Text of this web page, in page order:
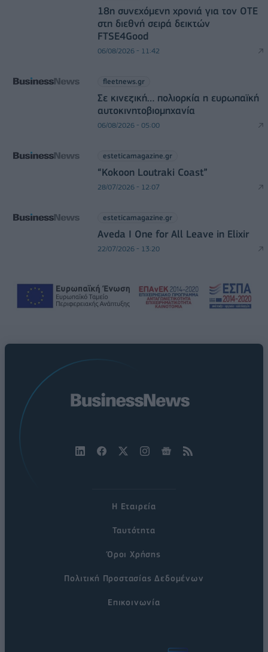
18η συνεχόμενη χρονιά για τον ΟΤΕ
στη διεθνή σειρά δεικτών
FTSE4Good
06/08/2026 - 11:42
fleetnews.gr
Σε κινεζική… πολιορκία η ευρωπαϊκή
αυτοκινητοβιομηχανία
06/08/2026 - 05:00
esteticamagazine.gr
“Kokoon Loutraki Coast”
28/07/2026 - 12:07
esteticamagazine.gr
Aveda I One for All Leave in Elixir
22/07/2026 - 13:20
Η Εταιρεία
Ταυτότητα
Όροι Χρήσης
Πολιτική Προστασίας Δεδομένων
Επικοινωνία